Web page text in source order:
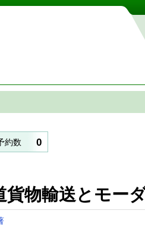
索・予約システム
約数 0
貨物輸送